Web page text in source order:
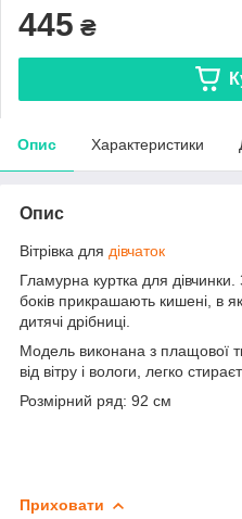
445 ₴
Опис Характеристики
Опис
Вітрівка для дівчаток
Гламурна куртка для дівчинки.
боків прикрашають кишені, в
дитячі дрібниці.
Модель виконана з плащової
від вітру і вологи, легко
Розмірний ряд: 92 см
Приховати